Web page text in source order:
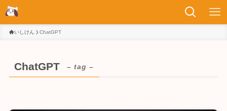
いしけん ChatGPT
ChatGPT – tag –